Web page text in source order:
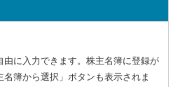
由に入力できます。株主名簿に登録が
名簿から選択」ボタンも表示されま